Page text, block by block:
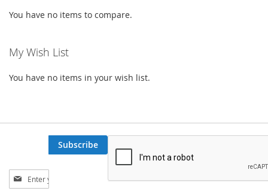
You have no items to compare.
My Wish List
You have no items in your wish list.
Sign
Up
Subscribe